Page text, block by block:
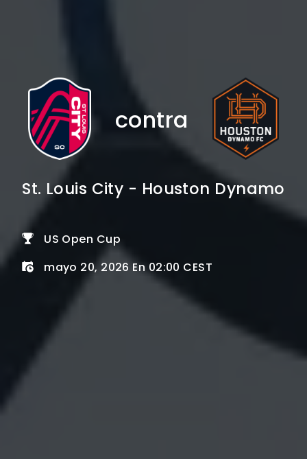
contra
St. Louis City - Houston Dynamo
US Open Cup
mayo 20, 2026 En 02:00 CEST